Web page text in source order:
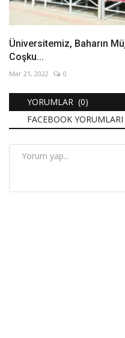
Üniversitemiz, Baharın
Coşku...
Mar 21, 2022 0
YORUMLAR (0)
FACEBOOK YORUMLARI